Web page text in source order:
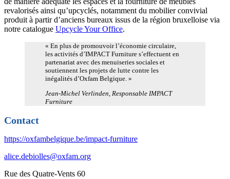
revalorisés ainsi qu’upcyclés, notamment du mobilier convivial
produit à partir d’anciens bureaux issus de la région bruxelloise via
notre catalogue Upcycle Your Office.
« En plus de promouvoir l’économie circulaire,
les activités d’IMPACT Furniture s’effectuent en
partenariat avec des menuiseries sociales et
soutiennent les projets de lutte contre les
inégalités d’Oxfam Belgique. »
Jean-Michel Verlinden, Responsable IMPACT
Furniture
Contact
https://oxfambelgique.be/impact-furniture
alice.debiolles@oxfam.org
Rue des Quatre-Vents 60